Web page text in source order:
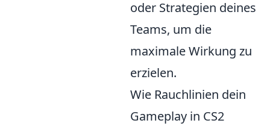
oder Strategien deines
Teams, um die
maximale Wirkung zu
erzielen.
Wie Rauchlinien dein
Gameplay in CS2